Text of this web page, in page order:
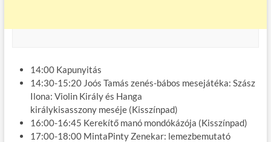
14:00 Kapunyitás
14:30-15:20 Joós Tamás zenés-bábos mesejátéka: Szász
Ilona: Violin Király és Hanga
királykisasszony meséje (Kisszínpad)
16:00-16:45 Kerekítő manó mondókázója (Kisszínpad)
17:00-18:00 MintaPinty Zenekar: lemezbemutató